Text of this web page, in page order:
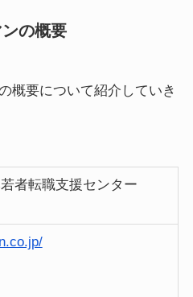
の概要
概要について紹介していき
者転職支援センター